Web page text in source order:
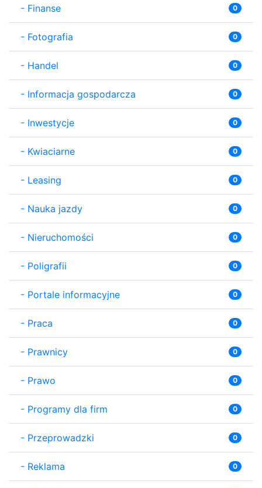
- Finanse 0
- Fotografia 0
- Handel 0
- Informacja gospodarcza 0
- Inwestycje 0
- Kwiaciarne 0
- Leasing 0
- Nauka jazdy 0
- Nieruchomości 0
- Poligrafii 0
- Portale informacyjne 0
- Praca 0
- Prawnicy 0
- Prawo 0
- Programy dla firm 0
- Przeprowadzki 0
- Reklama 0